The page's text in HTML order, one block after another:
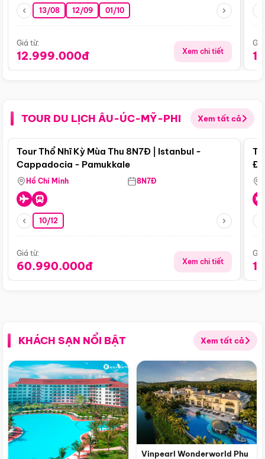
13/08 12/09 01/10
Giá từ:
12.999.000đ Xem chi tiết
TOUR DU LỊCH ÂU-ÚC-MỸ-PHI Xem tất cả
Điểm nổi bật
Tour Thổ Nhĩ Kỳ Mùa Thu 8N7Đ | Istanbul -
Cappadocia - Pamukkale
Hồ Chí Minh 8N7Đ
10/12
Giá từ:
60.990.000đ Xem chi tiết
KHÁCH SẠN NỔI BẬT Xem tất cả
Vinpearl Wonderworld Phu